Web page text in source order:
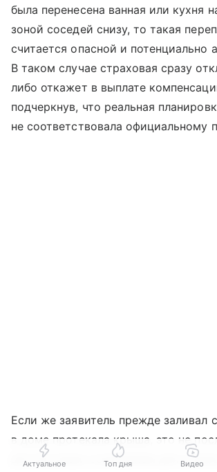
была перенесена ванная или кухня
зоной соседей снизу, то такая
считается опасной и потенциально
В таком случае страховая сразу
либо откажет в выплате
подчеркнув, что реальная
не соответствовала официальному
Если же заявитель прежде заливал
в доме протекала крыша, это не
достаточным основанием для
Актуальное Топ дня Видео